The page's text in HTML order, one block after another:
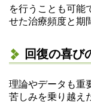
を行うことも可能
せた治療頻度と期
回復の喜び
理論やデータも重
苦しみを乗り越え